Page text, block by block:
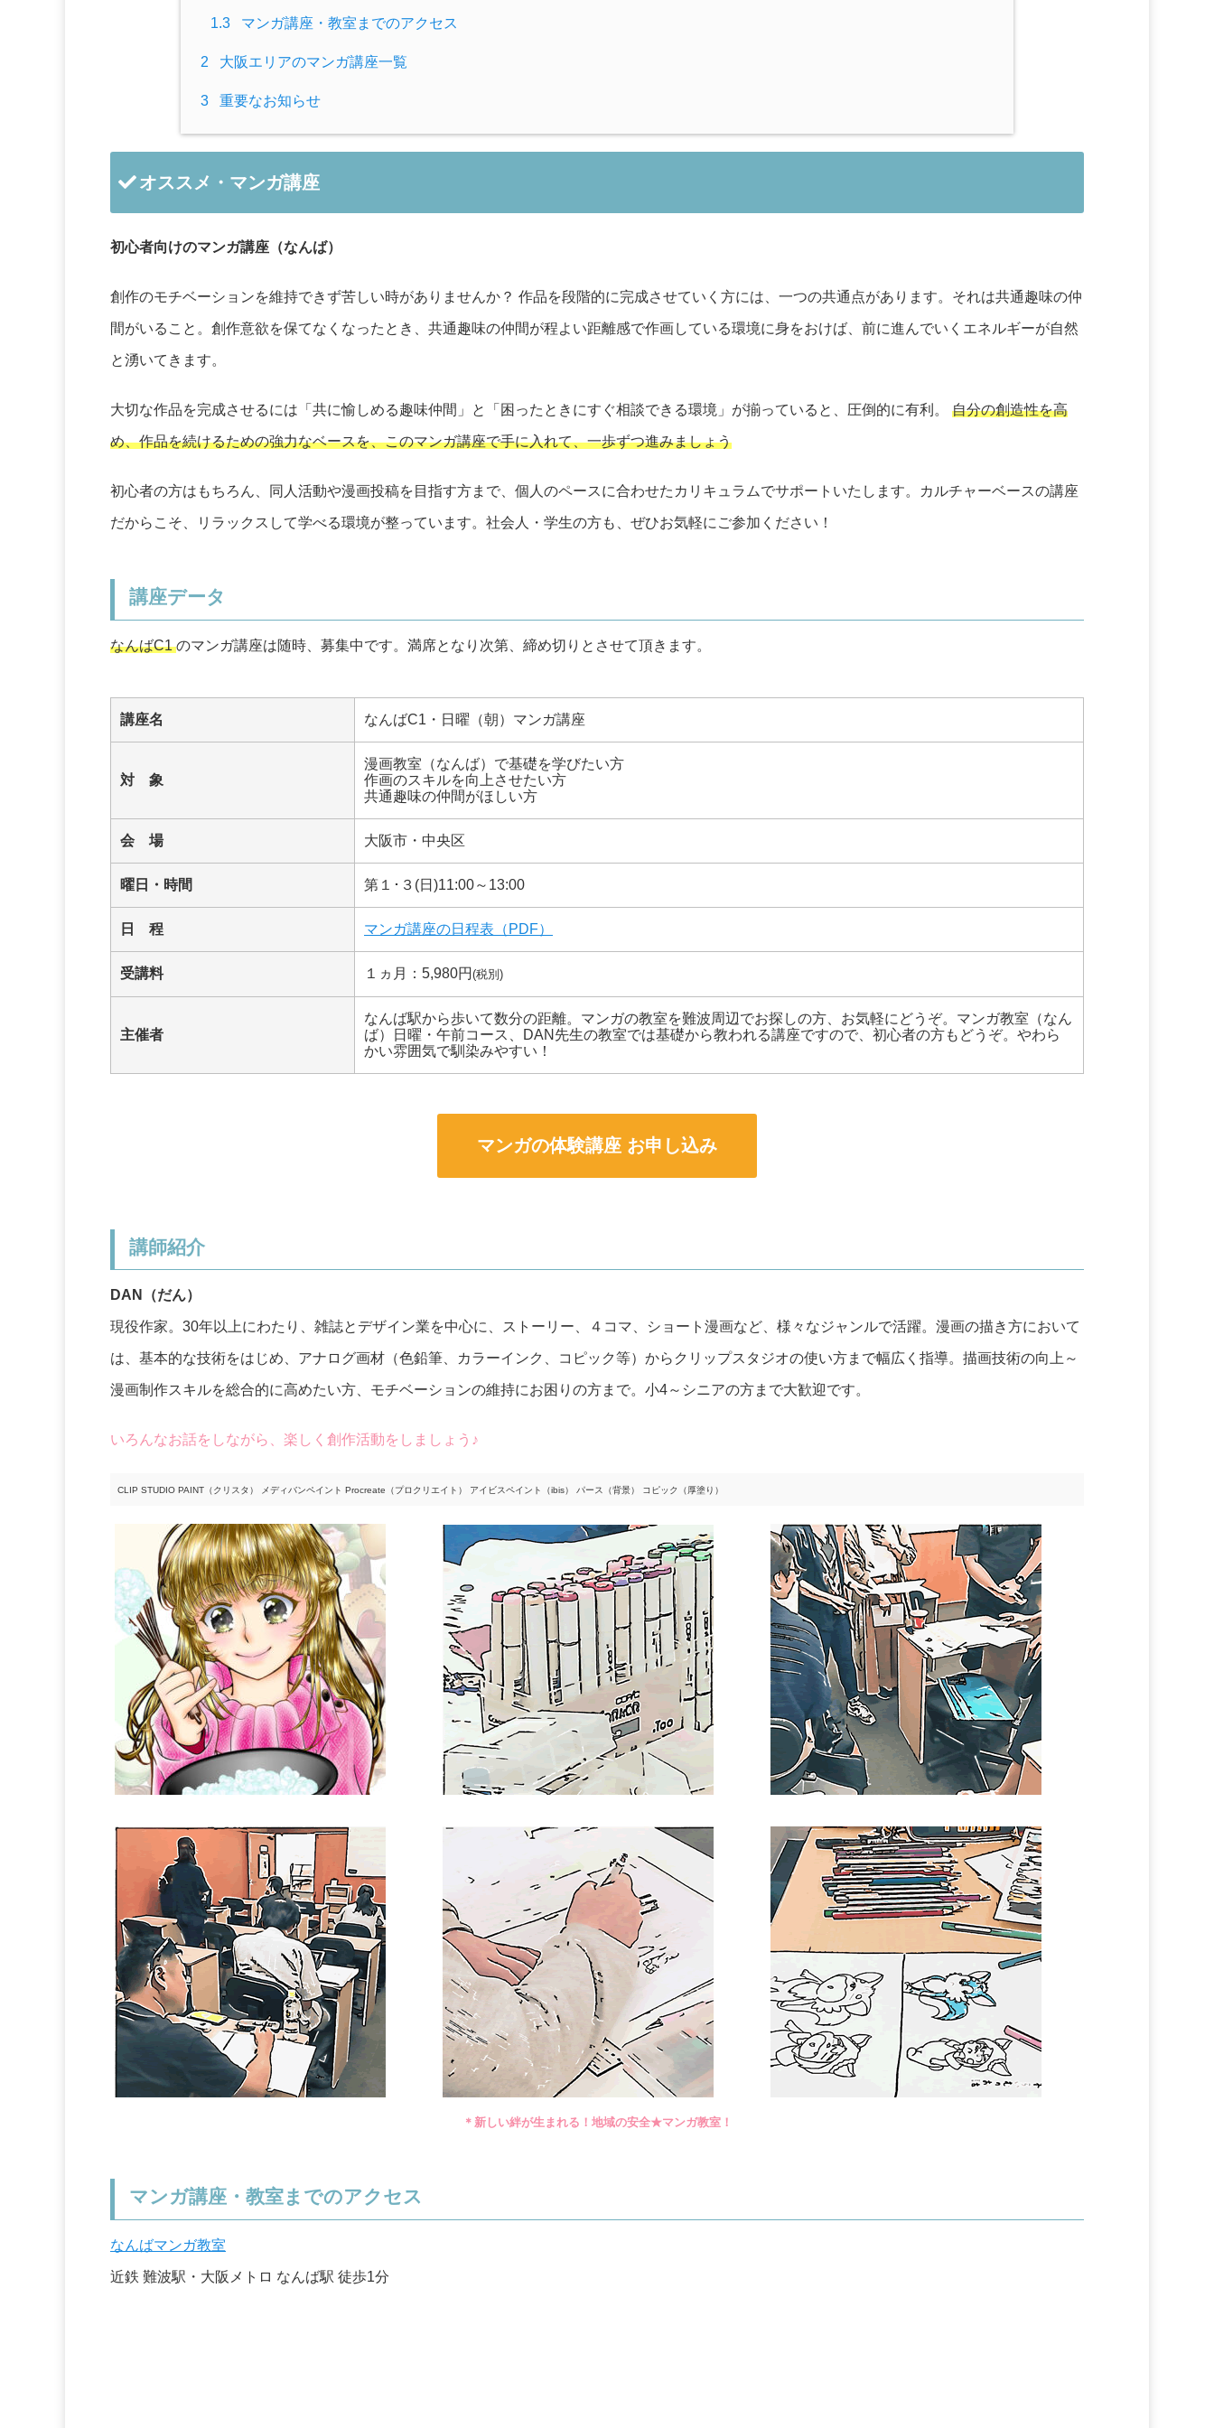
1.3 マンガ講座・教室までのアクセス
2 大阪エリアのマンガ講座一覧
3 重要なお知らせ
オススメ・マンガ講座
初心者向けのマンガ講座（なんば）
創作のモチベーションを維持できず苦しい時がありませんか？ 作品を段階的に完成させていく方には、一つの共通点があります。それは共通趣味の仲
間がいること。創作意欲を保てなくなったとき、共通趣味の仲間が程よい距離感で作画している環境に身をおけば、前に進んでいくエネルギーが自然
と湧いてきます。
大切な作品を完成させるには「共に愉しめる趣味仲間」と「困ったときにすぐ相談できる環境」が揃っていると、圧倒的に有利。 自分の創造性を高
め、作品を続けるための強力なベースを、このマンガ講座で手に入れて、一歩ずつ進みましょう
初心者の方はもちろん、同人活動や漫画投稿を目指す方まで、個人のペースに合わせたカリキュラムでサポートいたします。カルチャーベースの講座
だからこそ、リラックスして学べる環境が整っています。社会人・学生の方も、ぜひお気軽にご参加ください！
講座データ
なんばC1のマンガ講座は随時、募集中です。満席となり次第、締め切りとさせて頂きます。
講座名 なんばC1・日曜（朝）マンガ講座
対 象
漫画教室（なんば）で基礎を学びたい方
作画のスキルを向上させたい方
共通趣味の仲間がほしい方
会 場 大阪市・中央区
曜日・時間 第１･３(日)11:00～13:00
日 程 マンガ講座の日程表（PDF）
受講料 １ヵ月：5,980円 (税別)
主催者
なんば駅から歩いて数分の距離。マンガの教室を難波周辺でお探しの方、お気軽にどうぞ。マンガ教室（なん
ば）日曜・午前コース、DAN先生の教室では基礎から教われる講座ですので、初心者の方もどうぞ。やわら
かい雰囲気で馴染みやすい！
マンガの体験講座 お申し込み
講師紹介
DAN（だん）
現役作家。30年以上にわたり、雑誌とデザイン業を中心に、ストーリー、４コマ、ショート漫画など、様々なジャンルで活躍。漫画の描き方において
は、基本的な技術をはじめ、アナログ画材（色鉛筆、カラーインク、コピック等）からクリップスタジオの使い方まで幅広く指導。描画技術の向上～
漫画制作スキルを総合的に高めたい方、モチベーションの維持にお困りの方まで。小4～シニアの方まで大歓迎です。
いろんなお話をしながら、楽しく創作活動をしましょう♪
CLIP STUDIO PAINT（クリスタ） メディバンペイント Procreate（プロクリエイト） アイビスペイント（ibis） パース（背景） コピック（厚塗り）
＊新しい絆が生まれる！地域の安全★マンガ教室！
マンガ講座・教室までのアクセス
なんばマンガ教室
近鉄 難波駅・大阪メトロ なんば駅 徒歩1分